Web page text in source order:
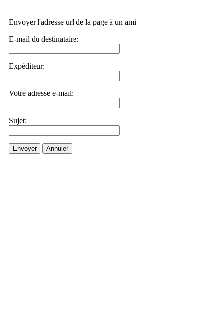
Envoyer l'adresse url de la page à un ami
E-mail du destinataire:
Expéditeur:
Votre adresse e-mail:
Sujet:
Envoyer Annuler